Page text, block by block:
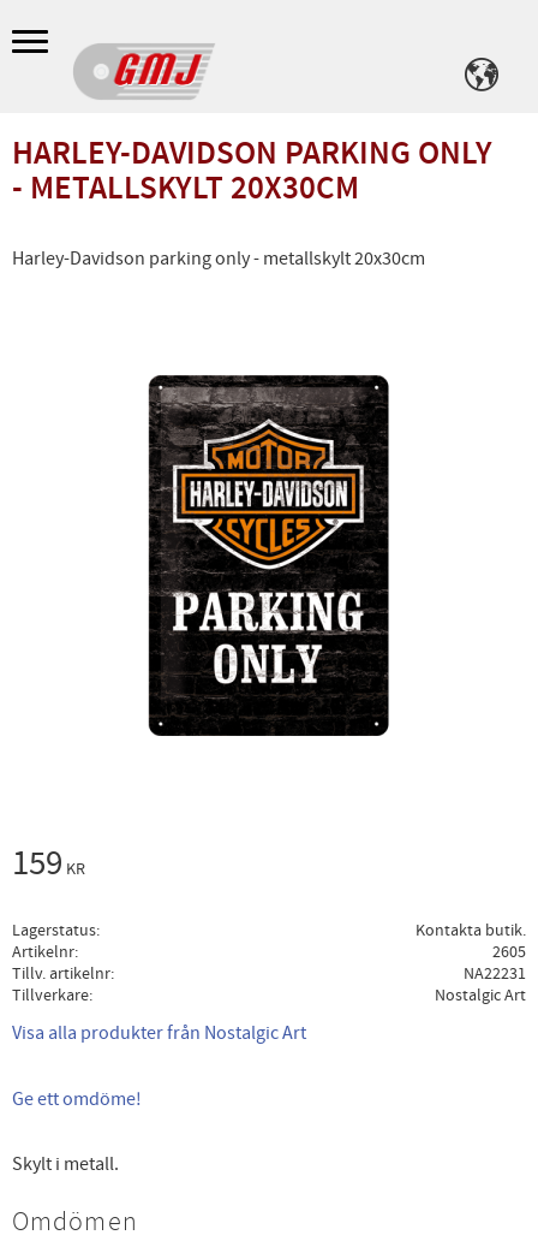
Meny
HARLEY-DAVIDSON PARKING ONLY
- METALLSKYLT 20X30CM
Harley-Davidson parking only - metallskylt 20x30cm
159 KR
Lagerstatus
Kontakta butik.
Artikelnr
2605
Tillv. artikelnr
NA22231
Tillverkare
Nostalgic Art
Visa alla produkter från Nostalgic Art
Ge ett omdöme!
Skylt i metall.
Omdömen